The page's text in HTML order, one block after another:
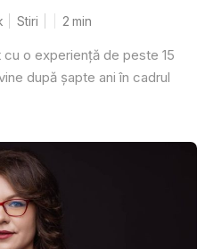
Stiri 2 min
o experiență de peste 15
după șapte ani în cadrul